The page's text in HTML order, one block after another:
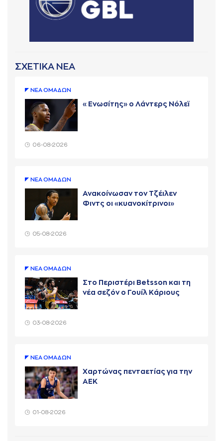
ΣΧΕΤΙΚΑ ΝΕΑ
ΝΕA ΟΜAΔΩΝ
«Ενωσίτης» ο Λάντερς Νόλεϊ
06-08-2026
ΝΕA ΟΜAΔΩΝ
Ανακοίνωσαν τον Τζέιλεν
Φιντς οι «κυανοκίτρινοι»
05-08-2026
ΝΕA ΟΜAΔΩΝ
Στο Περιστέρι Betsson και τη
νέα σεζόν ο Γουίλ Κάριους
03-08-2026
ΝΕA ΟΜAΔΩΝ
Χαρτώνας πενταετίας για την
ΑΕΚ
01-08-2026